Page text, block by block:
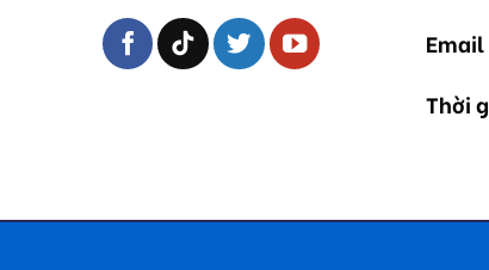
Email
Thời